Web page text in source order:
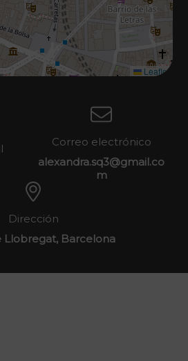
Leaflet
Correo electrónico
alexandra.sq3@gmail.co
m
Dirección
Llobregat, Barcelona